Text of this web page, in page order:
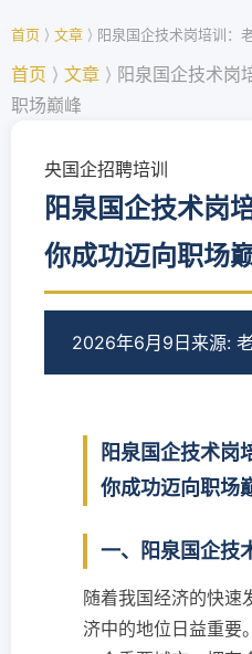
首页 ⟩ 文章 ⟩ 阳泉国企技术岗培训：
首页 ⟩ 文章 ⟩ 阳泉国企技术岗
职场巅峰
央国企招聘培训
阳泉国企技术岗
你成功迈向职场
2026年6月9日 来源:
阳泉国企技术岗
你成功迈向职场
一、阳泉国企技
随着我国经济的快速
济中的地位日益重要